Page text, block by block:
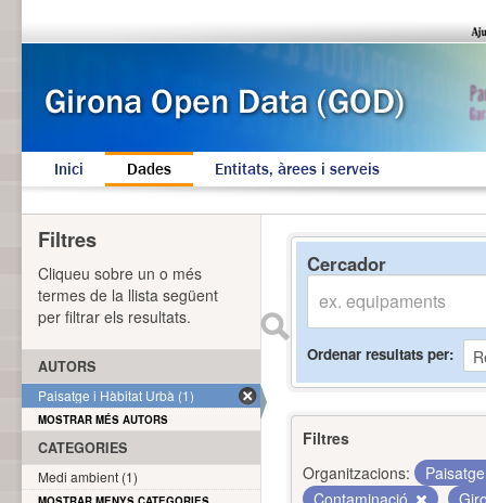
Inici Dades Entitats, àrees i serveis
Cercador
Ordenar resultats per
Filtres
Organitzacions:
Contaminació
Filtres
Cliqueu sobre un o més
termes de la llista següent
per filtrar els resultats.
AUTORS
Paisatge i Hàbitat Urbà (1)
MOSTRAR MÉS AUTORS
CATEGORIES
Medi ambient (1)